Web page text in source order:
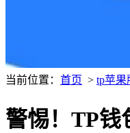
当前位置： 首页 > tp苹果
警惕！TP钱